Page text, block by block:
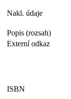
Nakl. údaje
Popis (rozsah)
Externí odkaz
ISBN